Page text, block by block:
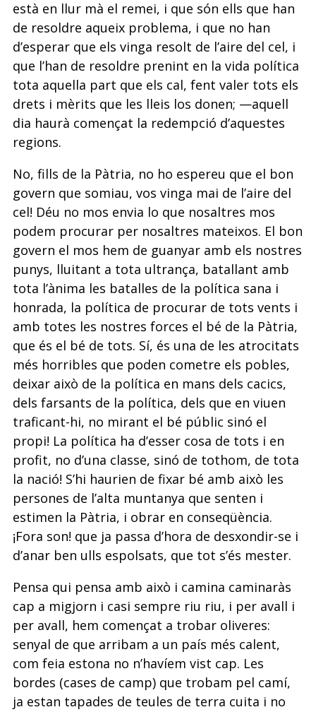
està en llur mà el remei, i que són ells que han
de resoldre aqueix problema, i que no han
d’esperar que els vinga resolt de l’aire del cel, i
que l’han de resoldre prenint en la vida política
tota aquella part que els cal, fent valer tots els
drets i mèrits que les lleis los donen; —aquell
dia haurà començat la redempció d’aquestes
regions.
No, fills de la Pàtria, no ho espereu que el bon
govern que somiau, vos vinga mai de l’aire del
cel! Déu no mos envia lo que nosaltres mos
podem procurar per nosaltres mateixos. El bon
govern el mos hem de guanyar amb els nostres
punys, lluitant a tota ultrança, batallant amb
tota l’ànima les batalles de la política sana i
honrada, la política de procurar de tots vents i
amb totes les nostres forces el bé de la Pàtria,
que és el bé de tots. Sí, és una de les atrocitats
més horribles que poden cometre els pobles,
deixar això de la política en mans dels cacics,
dels farsants de la política, dels que en viuen
traficant-hi, no mirant el bé públic sinó el
propi! La política ha d’esser cosa de tots i en
profit, no d’una classe, sinó de tothom, de tota
la nació! S’hi haurien de fixar bé amb això les
persones de l’alta muntanya que senten i
estimen la Pàtria, i obrar en conseqüència.
¡Fora son! que ja passa d’hora de desxondir-se i
d’anar ben ulls espolsats, que tot s’és mester.
Pensa qui pensa amb això i camina caminaràs
cap a migjorn i casi sempre riu riu, i per avall i
per avall, hem començat a trobar oliveres:
senyal de que arribam a un país més calent,
com feia estona no n’havíem vist cap. Les
bordes (cases de camp) que trobam pel camí,
ja estan tapades de teules de terra cuita i no